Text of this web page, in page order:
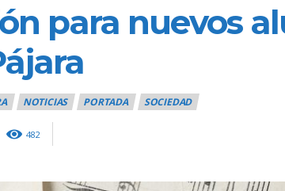
para nuevos
NOTICIAS PORTADA SOCIEDAD
482